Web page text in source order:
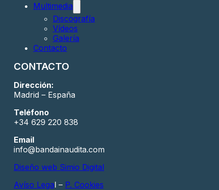
Multimedia
Discografía
Vídeos
Galería
Contacto
CONTACTO
Dirección:
Madrid – España
Teléfono
+34 629 220 838
Email
info@bandainaudita.com
Diseño web Simio Digital
Avíso Legal – P. Cookies